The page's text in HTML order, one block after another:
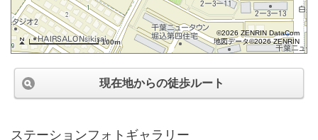
100m
©2026 ZENRIN DataCom
地図データ©2026 ZENRIN
現在地からの徒歩ルート
ステーションフォトギャラリー